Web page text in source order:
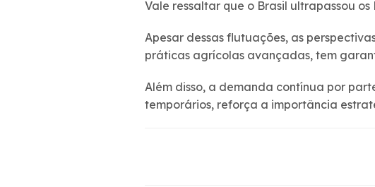
Vale ressaltar que o Brasil ultrapassou
Apesar dessas flutuações, as
práticas agrícolas avançadas, tem
Além disso, a demanda contínua por
temporários, reforça a importância